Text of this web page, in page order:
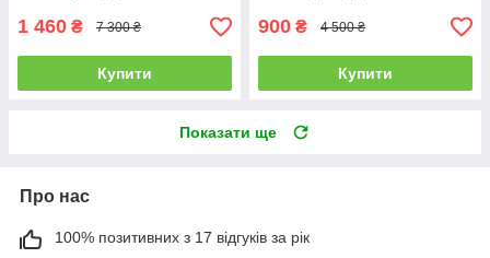
1 460 ₴ 7 300 ₴
Купити
900 ₴ 4 500 ₴
Купити
Показати ще
Про нас
100% позитивних з 17 відгуків за рік